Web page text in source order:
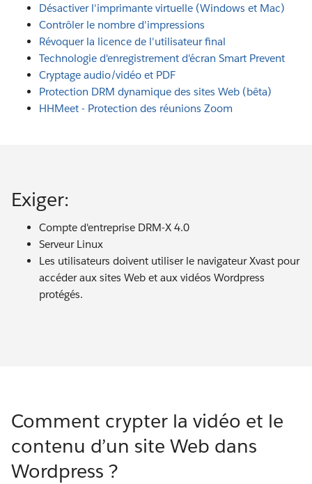
Désactiver l'imprimante virtuelle (Windows et Mac)
Contrôler le nombre d'impressions
Révoquer la licence de l'utilisateur final
Technologie d'enregistrement d'écran Smart Prevent
Cryptage audio/vidéo et PDF
Protection DRM dynamique des sites Web (bêta)
HHMeet - Protection des réunions Zoom
Exiger:
Compte d'entreprise DRM-X 4.0
Serveur Linux
Les utilisateurs doivent utiliser le navigateur Xvast pour
accéder aux sites Web et aux vidéos Wordpress
protégés.
Comment crypter la vidéo et le
contenu d’un site Web dans
Wordpress ?